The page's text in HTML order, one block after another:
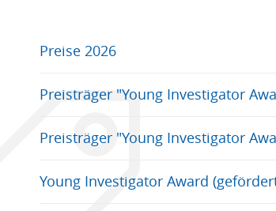
Preise 2026
Preisträger "Young Investigator
Preisträger "Young Investigator
Young Investigator Award